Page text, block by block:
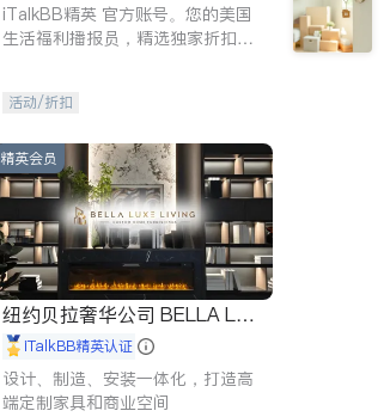
iTalkBB精英 官方账号。您的美国
生活福利播报员，精选独家折扣、
活动/折扣
精英会员
纽约贝拉奢华公司 BELLA LUX
E iTalkBB精英认证
设计、制造、安装一体化，打造高
端定制家具和商业空间